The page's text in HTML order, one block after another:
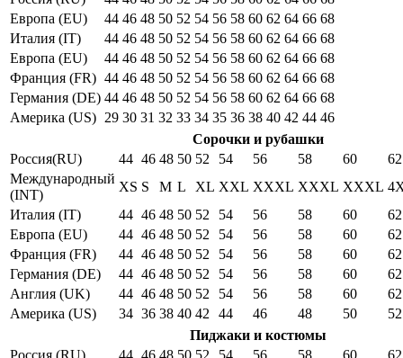
Европа (EU)
44 46 48 50 52 54 56 58 60 62 64 66 68
Италия (IT)
44 46 48 50 52 54 56 58 60 62 64 66 68
Европа (EU)
44 46 48 50 52 54 56 58 60 62 64 66 68
Франция (FR) 44 46 48 50 52 54 56 58 60 62 64 66 68
Германия (DE) 44 46 48 50 52 54 56 58 60 62 64 66 68
Америка (US) 29 30 31 32 33 34 35 36 38 40 42 44 46
Сорочки и рубашки
Россия(RU)
44 46 48 50 52 54 56 58 60
62
Международный
(INT)
XS S M L XL XXL XXXL XXXL XXXL
Италия (IT)
44 46 48 50 52 54 56 58 60
62
Европа (EU)
44 46 48 50 52 54 56 58 60
62
Франция (FR)
44 46 48 50 52 54 56 58 60
62
Германия (DE)
44 46 48 50 52 54 56 58 60
62
Англия (UK)
44 46 48 50 52 54 56 58 60
62
Америка (US)
34 36 38 40 42 44 46 48 50
52
Пиджаки и костюмы